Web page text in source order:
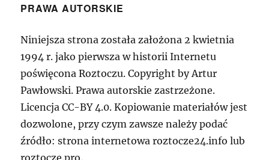
PRAWA AUTORSKIE
Niniejsza strona została założona 2 kwietnia
1994 r. jako pierwsza w historii Internetu
poświęcona Roztoczu. Copyright by Artur
Pawłowski. Prawa autorskie zastrzeżone.
Licencja CC-BY 4.0. Kopiowanie materiałów jest
dozwolone, przy czym zawsze należy podać
źródło: strona internetowa roztocze24.info lub
roztocze.pro.